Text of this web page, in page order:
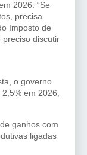
2026. “Se
precisa
Imposto de
preciso discutir
o governo
em 2026,
ganhos com
ligadas